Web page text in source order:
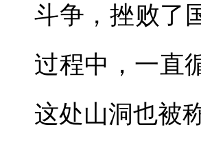
斗争，挫败了
过程中，一直
这处山洞也被